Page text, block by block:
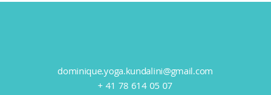
dominique.yoga.kundalini@gmail.com
+ 41 78 614 05 07